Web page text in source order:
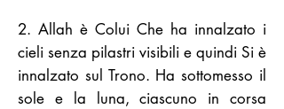
2. Allah è Colui Che ha innalzato i
cieli senza pilastri visibili e quindi Si è
innalzato sul Trono. Ha sottomesso il
sole e la luna, ciascuno in corsa